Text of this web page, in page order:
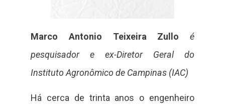
Marco Antonio Teixeira Zullo
é
pesquisador e ex-Diretor Geral do
Instituto Agronômico de Campinas (IAC)
Há cerca de trinta anos o engenheiro